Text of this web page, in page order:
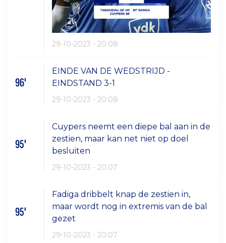
29-10-2023 - 20:08
96'
EINDE VAN DE WEDSTRIJD -
EINDSTAND 3-1
29-10-2023 - 20:08
95'
Cuypers neemt een diepe bal aan in de
zestien, maar kan net niet op doel
besluiten
29-10-2023 - 20:07
95'
Fadiga dribbelt knap de zestien in,
maar wordt nog in extremis van de bal
gezet
29-10-2023 - 20:07